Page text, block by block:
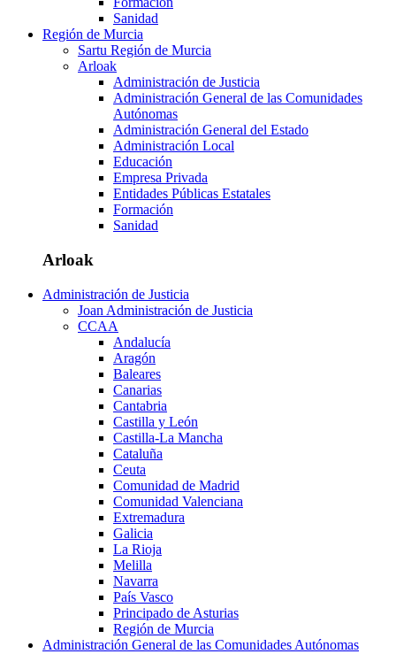
Sanidad
Región de Murcia
Sartu Región de Murcia
Arloak
Administración de Justicia
Administración General de las Comunidades
Autónomas
Administración General del Estado
Administración Local
Educación
Empresa Privada
Entidades Públicas Estatales
Formación
Sanidad
Arloak
Administración de Justicia
Joan Administración de Justicia
CCAA
Andalucía
Aragón
Baleares
Canarias
Cantabria
Castilla y León
Castilla-La Mancha
Cataluña
Ceuta
Comunidad de Madrid
Comunidad Valenciana
Extremadura
Galicia
La Rioja
Melilla
Navarra
País Vasco
Principado de Asturias
Región de Murcia
Administración General de las Comunidades Autónomas